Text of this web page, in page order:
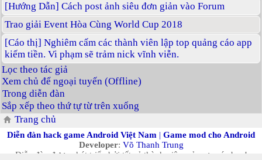
[Hướng Dẫn] Cách post ảnh siêu đơn giản vào Forum
Trao giải Event Hòa Cùng World Cup 2018
[Cáo thị] Nghiêm cấm các thành viên lập top quảng cáo app
kiếm tiền. Vi phạm sẽ trảm nick vĩnh viễn.
Lọc theo tác giả
Xem chủ để ngoại tuyến (Offline)
Trong diễn đàn
Sắp xếp theo thứ tự từ trên xuống
Trang chủ
Diễn đàn hack game Android Việt Nam | Game mod cho Android
Developer: Võ Thanh Trung
Diễn đàn được phát triển bởi tất cả thành viên, cảm ơn các bạn!